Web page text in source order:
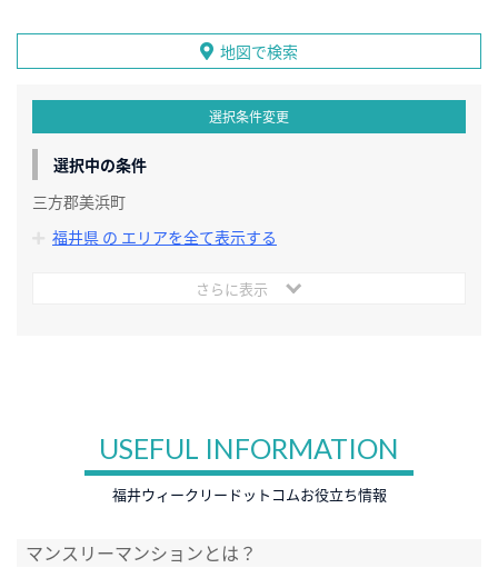
地図で検索
選択条件変更
選択中の条件
三方郡美浜町
福井県 の エリアを全て表示する
さらに表示
USEFUL INFORMATION
福井ウィークリードットコムお役立ち情報
マンスリーマンションとは？